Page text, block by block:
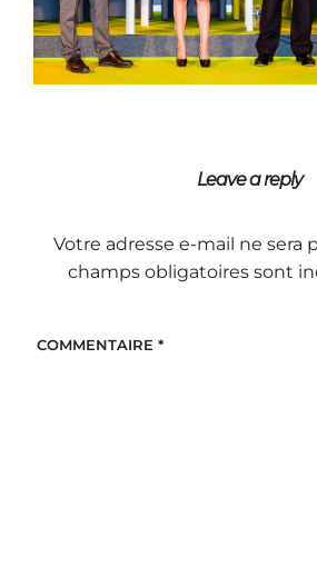
Leave a reply
Votre adresse e-mail ne sera
champs obligatoires sont
COMMENTAIRE *